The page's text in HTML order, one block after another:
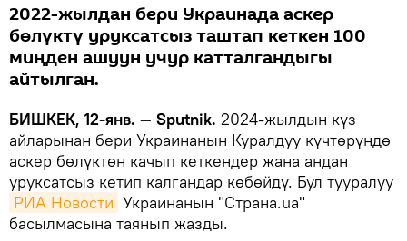
2022-жылдан бери Украинада аскер
бөлүктү уруксатсыз таштап кеткен 100
миңден ашуун учур катталгандыгы
айтылган.
БИШКЕК, 12-янв. — Sputnik. 2024-жылдын күз
айларынан бери Украинанын Куралдуу күчтөрүндө
аскер бөлүктөн качып кеткендер жана андан
уруксатсыз кетип калгандар көбөйдү. Бул тууралуу
РИА Новости Украинанын "Страна.ua"
басылмасына таянып жазды.